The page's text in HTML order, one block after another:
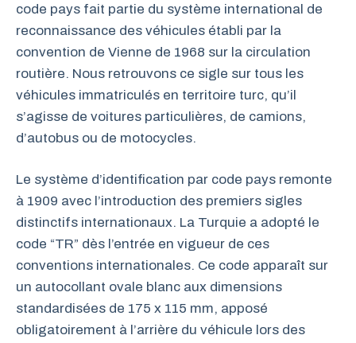
code pays fait partie du système international de
reconnaissance des véhicules établi par la
convention de Vienne de 1968 sur la circulation
routière. Nous retrouvons ce sigle sur tous les
véhicules immatriculés en territoire turc, qu’il
s’agisse de voitures particulières, de camions,
d’autobus ou de motocycles.
Le système d’identification par code pays remonte
à 1909 avec l’introduction des premiers sigles
distinctifs internationaux. La Turquie a adopté le
code “TR” dès l’entrée en vigueur de ces
conventions internationales. Ce code apparaît sur
un autocollant ovale blanc aux dimensions
standardisées de 175 x 115 mm, apposé
obligatoirement à l’arrière du véhicule lors des